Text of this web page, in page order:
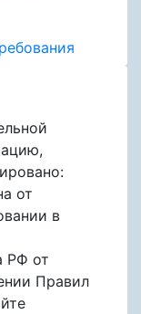
от
в
РФ от
Правил